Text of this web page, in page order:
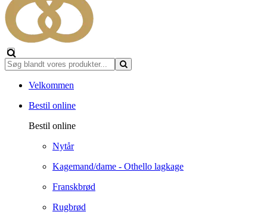
Velkommen
Bestil online
Bestil online
Nytår
Kagemand/dame - Othello lagkage
Franskbrød
Rugbrød